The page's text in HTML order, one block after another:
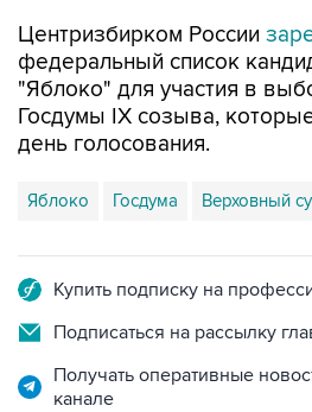
Центризбирком России
федеральный список
"Яблоко" для участия в
Госдумы IX созыва,
день голосования.
Яблоко Госдума Верховный
Купить подписку на
Подписаться на рассылку
Получать оперативные
канале